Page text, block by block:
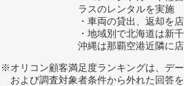
ラスのレンタルを実施
・車両の貸出、返却を
・地域別で北海道は新
沖縄は那覇空港近隣に
※オリコン顧客満足度ランキングは、デ
および調査対象者条件から外れた回答